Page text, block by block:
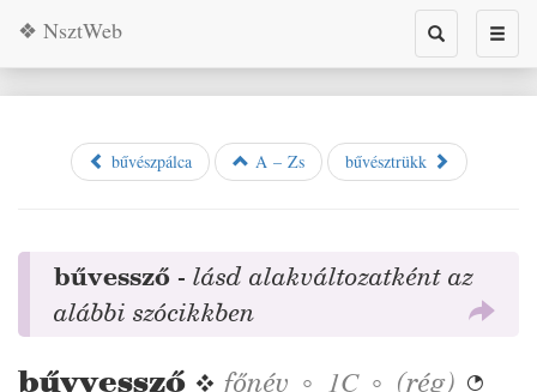
Toggle
search
❖ NsztWeb
bűvészpálca A – Zs bűvésztrükk
bűvessző - lásd alakváltozatként az
alábbi szócikkben
bűvvessző ❖ főnév ◦ 1C◦ (rég) 